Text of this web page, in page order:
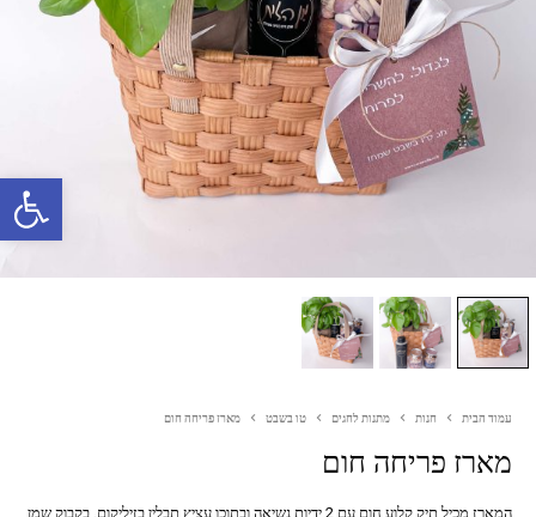
פתח סרגל נגישות
עמוד הבית חנות מתנות לחגים טו בשבט מארז פריחה חום
מארז פריחה חום
המארז מכיל תיק קלוע חום עם 2 ידיות נשיאה ובתוכו עציץ תבלין בזיליקום, בקבוק שמן